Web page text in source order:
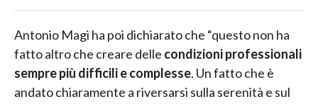
Antonio Magi ha poi dichiarato che “questo non ha
fatto altro che creare delle condizioni professionali
sempre più difficili e complesse. Un fatto che è
andato chiaramente a riversarsi sulla serenità e sul